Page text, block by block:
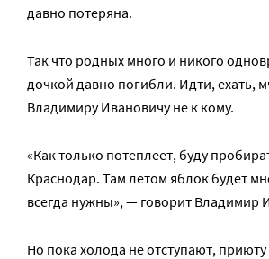
давно потеряна.
Так что родных много и никого
дочкой давно погибли. Идти, ехать,
Владимиру Ивановичу не к кому.
«Как только потеплеет, буду
Краснодар. Там летом яблок будет
всегда нужны», — говорит Владимир
Но пока холода не отступают,